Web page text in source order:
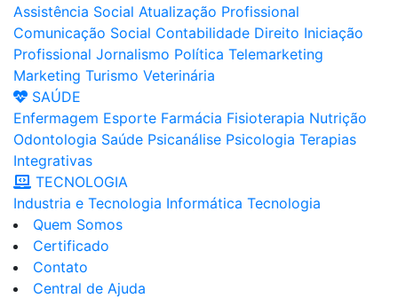
Assistência Social Atualização Profissional
Comunicação Social Contabilidade Direito Iniciação
Profissional Jornalismo Política Telemarketing
Marketing Turismo Veterinária
SAÚDE
Enfermagem Esporte Farmácia Fisioterapia Nutrição
Odontologia Saúde Psicanálise Psicologia Terapias
Integrativas
TECNOLOGIA
Industria e Tecnologia Informática Tecnologia
Quem Somos
Certificado
Contato
Central de Ajuda